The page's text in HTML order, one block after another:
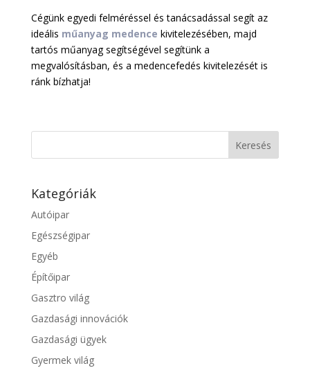
Cégünk egyedi felméréssel és tanácsadással segít az
ideális műanyag medence kivitelezésében, majd
tartós műanyag segítségével segítünk a
megvalósításban, és a medencefedés kivitelezését is
ránk bízhatja!
Kategóriák
Autóipar
Egészségipar
Egyéb
Építőipar
Gasztro világ
Gazdasági innovációk
Gazdasági ügyek
Gyermek világ